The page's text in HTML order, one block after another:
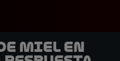
de miel en